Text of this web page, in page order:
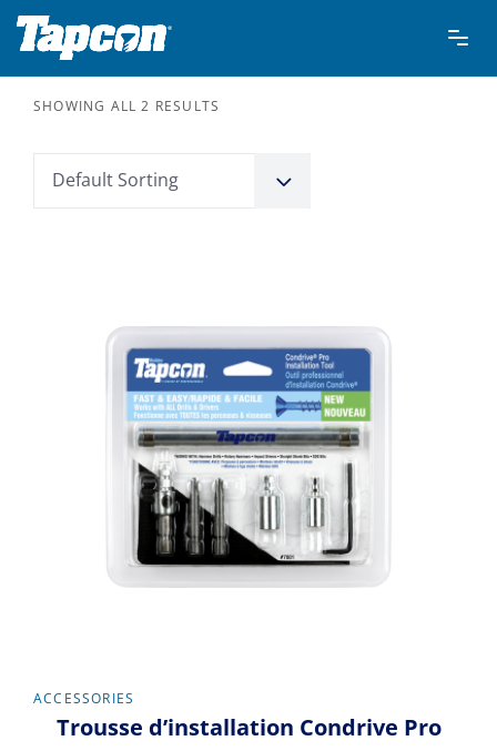
SHOWING ALL 2 RESULTS
Default Sorting
ACCESSORIES
Trousse d’installation Condrive Pro